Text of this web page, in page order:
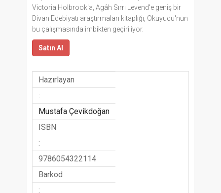
Victoria Holbrook'a, Agâh Sırrı Levend'e geniş bir
Divan Edebiyatı araştırmaları kitaplığı, Okuyucu'nun
bu çalışmasında imbikten geçiriliyor.
Satın Al
Hazırlayan
:
Mustafa Çevikdoğan
ISBN
:
9786054322114
Barkod
: